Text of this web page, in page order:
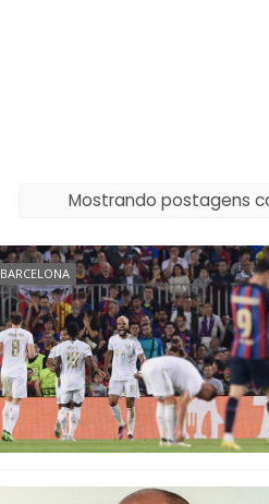
Mostrando postagens
BARCELONA